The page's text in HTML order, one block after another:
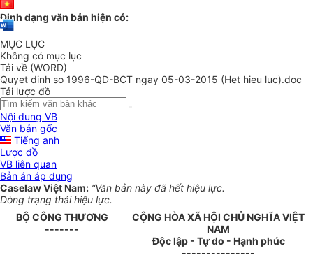
Định dạng văn bản hiện có:
MỤC LỤC
Không có mục lục
Tải về (WORD)
Quyet dinh so 1996-QD-BCT ngay 05-03-2015 (Het hieu luc).doc
Tải lược đồ
Nội dung VB
Văn bản gốc
Tiếng anh
Lược đồ
VB liên quan
Bản án áp dụng
Caselaw Việt Nam: “Văn bản này đã hết hiệu lực.
Dòng trạng thái hiệu lực.
BỘ CÔNG THƯƠNG
-------
CỘNG HÒA XÃ HỘI CHỦ NGHĨA VIỆT
NAM
Độc lập - Tự do - Hạnh phúc
---------------